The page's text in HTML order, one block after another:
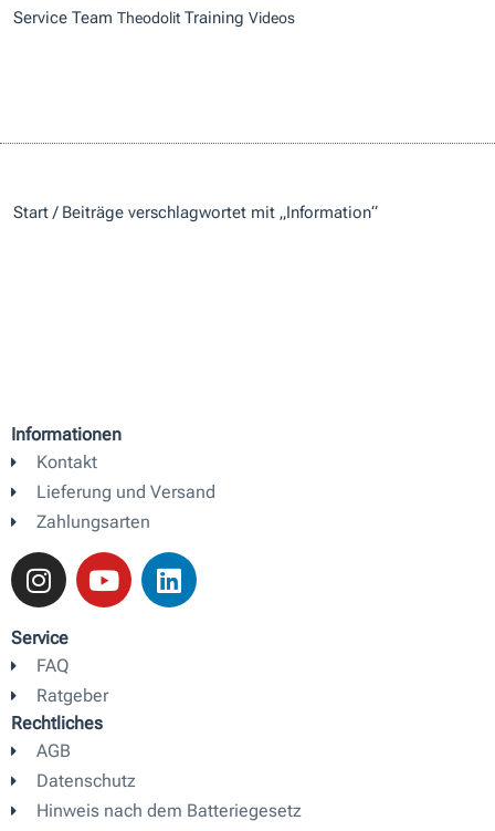
Service Team Theodolit Training Videos
Start/ Beiträge verschlagwortet mit „Information“
Informationen
Kontakt
Lieferung und Versand
Zahlungsarten
I
n
s
t
a
g
r
a
m
Y
o
u
b
e
L
i
n
Service
FAQ
Ratgeber
Rechtliches
AGB
Datenschutz
Hinweis nach dem Batteriegesetz